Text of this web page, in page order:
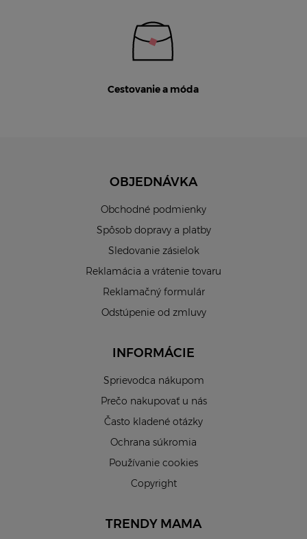
Cestovanie a móda
OBJEDNÁVKA
Obchodné podmienky
Spôsob dopravy a platby
Sledovanie zásielok
Reklamácia a vrátenie tovaru
Reklamačný formulár
Odstúpenie od zmluvy
INFORMÁCIE
Sprievodca nákupom
Prečo nakupovať u nás
Často kladené otázky
Ochrana súkromia
Používanie cookies
Copyright
TRENDY MAMA